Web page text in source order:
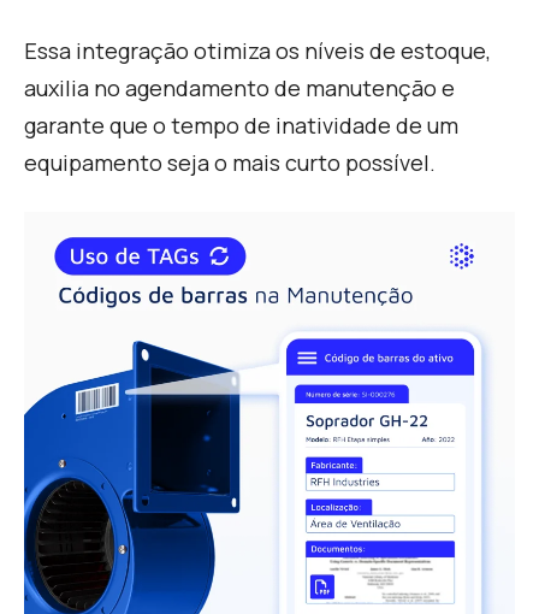
Essa integração otimiza os níveis de estoque,
auxilia no agendamento de manutenção e
garante que o tempo de inatividade de um
equipamento seja o mais curto possível.